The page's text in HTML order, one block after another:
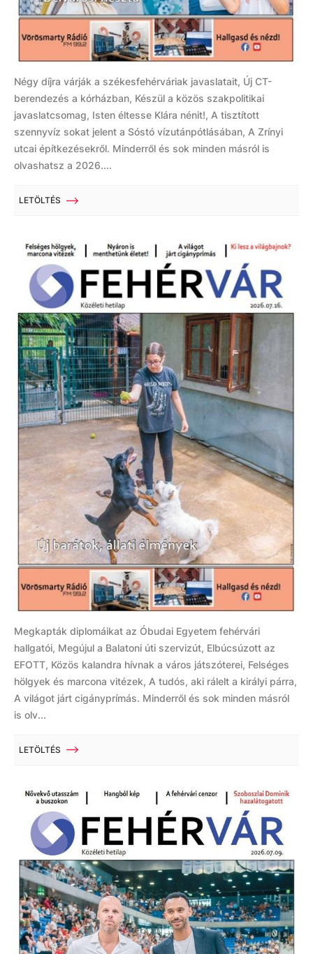
Négy díjra várják a székesfehérváriak javaslatait, Új CT-
berendezés a kórházban, Készül a közös szakpolitikai
javaslatcsomag, Isten éltesse Klára nénit!, A tisztított
szennyvíz sokat jelent a Sóstó vízutánpótlásában, A Zrínyi
utcai építkezésekről. Minderről és sok minden másról is
olvashatsz a 2026....
LETÖLTÉS
Megkapták diplomáikat az Óbudai Egyetem fehérvári
hallgatói, Megújul a Balatoni úti szervizút, Elbúcsúzott az
EFOTT, Közös kalandra hívnak a város játszóterei, Felséges
hölgyek és marcona vitézek, A tudós, aki rálelt a királyi párra,
A világot járt cigányprímás. Minderről és sok minden másról
is olv...
LETÖLTÉS